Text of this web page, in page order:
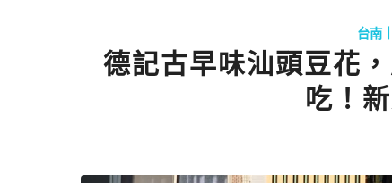
台南
德記古早味汕頭豆花
吃！